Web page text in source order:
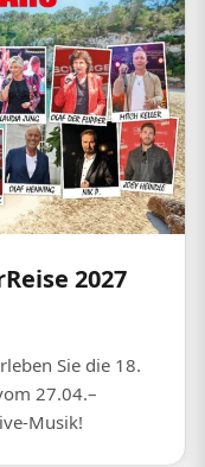
2027
Sie die 18.
27.04.–
Musik!